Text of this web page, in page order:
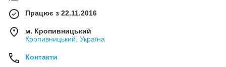
Працює з 22.11.2016
м. Кропивницький
Кропивницький, Україна
Контакти